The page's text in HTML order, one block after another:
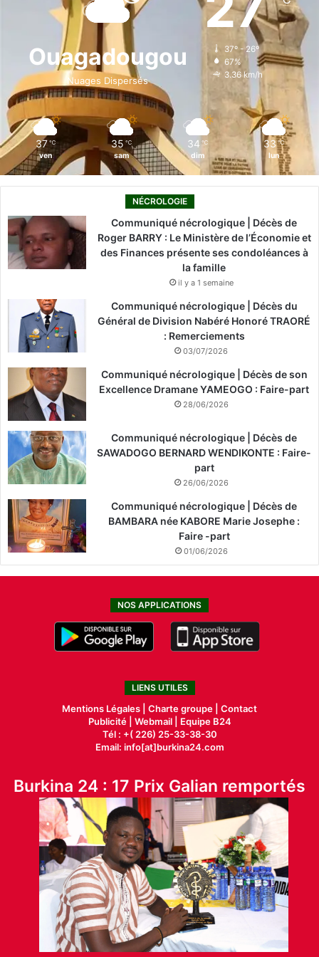
b
o
k
i
n
a
g
r
o
k
Ouagadougou
Nuages Dispersés
37º - 26º
67%
3.36 km/h
37 ℃
ven
35 ℃
sam
34 ℃
dim
33 ℃
lun
NÉCROLOGIE
Communiqué nécrologique | Décès de
Roger BARRY : Le Ministère de l’Économie et
des Finances présente ses condoléances à
la famille
il y a 1 semaine
Communiqué nécrologique | Décès du
Général de Division Nabéré Honoré TRAORÉ
: Remerciements
03/07/2026
Communiqué nécrologique | Décès de son
Excellence Dramane YAMEOGO : Faire-part
28/06/2026
Communiqué nécrologique | Décès de
SAWADOGO BERNARD WENDIKONTE : Faire-
part
26/06/2026
Communiqué nécrologique | Décès de
BAMBARA née KABORE Marie Josephe :
Faire -part
01/06/2026
NOS APPLICATIONS
LIENS UTILES
Mentions Légales | Charte groupe | Contact
Publicité| Webmail |
Equipe B24
Tél : +( 226) 25-33-38-30
Email: info[at]burkina24.com
Burkina 24 : 17 Prix Galian remportés